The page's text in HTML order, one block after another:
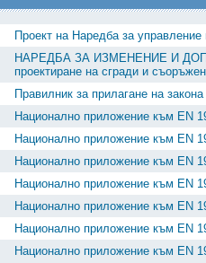
Проект на Наредба за управление
НАРЕДБА ЗА ИЗМЕНЕНИЕ И
проектиране на сгради и
Правилник за прилагане на
Национално приложение към EN
Национално приложение към EN
Национално приложение към EN
Национално приложение към EN
Национално приложение към EN
Национално приложение към EN
Национално приложение към EN